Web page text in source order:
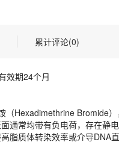
效期24个月
（Hexadimethrine Bromide
脂质体转染效率或介导DNA
累计评论(0)
效期24个月
（Hexadimethrine Bromide
通常均带有负电荷，存在静
脂质体转染效率或介导DNA